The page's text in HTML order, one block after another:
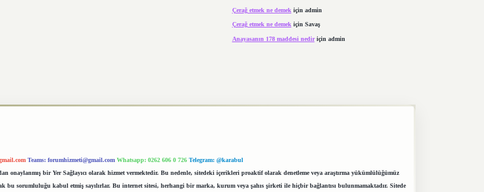
Çerağ etmek ne demek için admin
Çerağ etmek ne demek için Savaş
Anayasanın 178 maddesi nediriçin admin
Teams: forumhizmeti@gmail.com Whatsapp: 0262 606 0 726 Telegram: @karabul
onaylanmış bir Yer Sağlayıcı olarak hizmet vermektedir. Bu nedenle, sitedeki içerikleri proaktif olarak denetleme veya araştırma yükümlülüğümüz
sorumluluğu kabul etmiş sayılırlar. Bu internet sitesi, herhangi bir marka, kurum veya şahıs şirketi ile hiçbir bağlantısı bulunmamaktadır. Sitede